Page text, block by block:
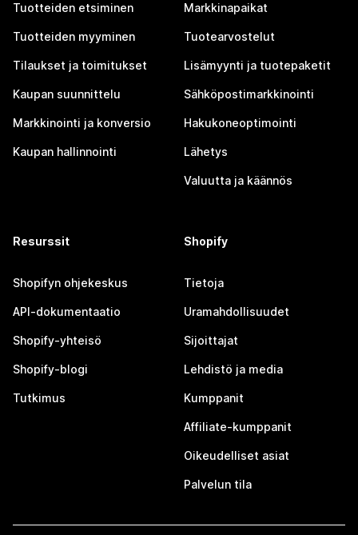
Tuotteiden etsiminen
Tuotteiden myyminen
Tilaukset ja toimitukset
Kaupan suunnittelu
Markkinointi ja konversio
Kaupan hallinnointi
Markkinapaikat
Tuotearvostelut
Lisämyynti ja tuotepaketit
Sähköpostimarkkinointi
Hakukoneoptimointi
Lähetys
Valuutta ja käännös
Resurssit
Shopifyn ohjekeskus
API-dokumentaatio
Shopify-yhteisö
Shopify-blogi
Tutkimus
Shopify
Tietoja
Uramahdollisuudet
Sijoittajat
Lehdistö ja media
Kumppanit
Affiliate-kumppanit
Oikeudelliset asiat
Palvelun tila